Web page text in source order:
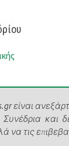
είναι
και
να τις